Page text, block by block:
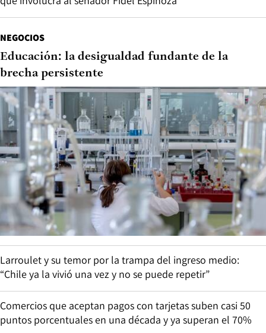
NEGOCIOS
Educación: la desigualdad fundante de la
brecha persistente
Larroulet y su temor por la trampa del ingreso medio:
“Chile ya la vivió una vez y no se puede repetir”
Comercios que aceptan pagos con tarjetas suben casi 50
puntos porcentuales en una década y ya superan el 70%